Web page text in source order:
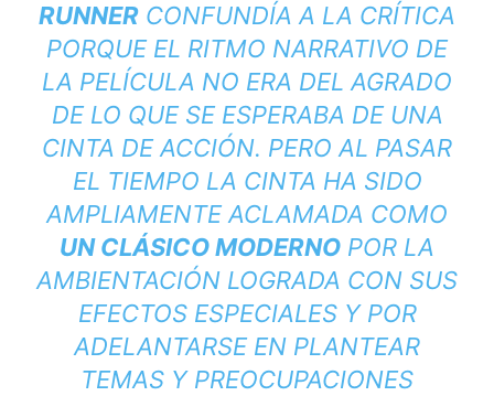
RUNNER CONFUNDÍA A LA CRÍTICA
PORQUE EL RITMO NARRATIVO DE
LA PELÍCULA NO ERA DEL AGRADO
DE LO QUE SE ESPERABA DE UNA
CINTA DE ACCIÓN. PERO AL PASAR
EL TIEMPO LA CINTA HA SIDO
AMPLIAMENTE ACLAMADA COMO
UN CLÁSICO MODERNO POR LA
AMBIENTACIÓN LOGRADA CON SUS
EFECTOS ESPECIALES Y POR
ADELANTARSE EN PLANTEAR
TEMAS Y PREOCUPACIONES